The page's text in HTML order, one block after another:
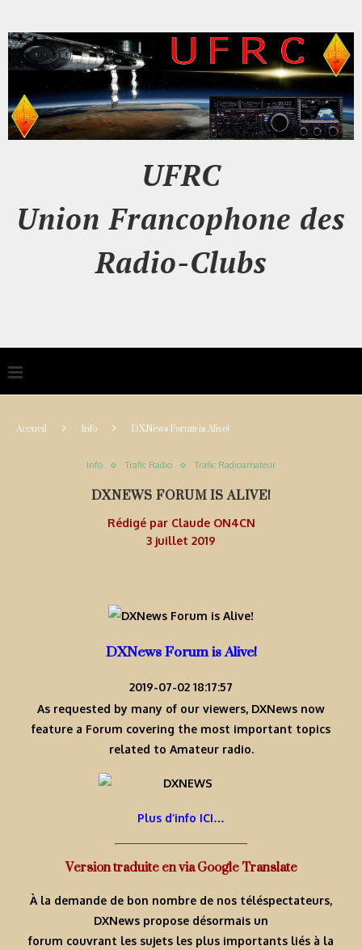
UFRC
Union Francophone des
Radio-Clubs
Accueil Info DXNews Forum is Alive!
Info Trafic Radio Trafic Radioamateur
DXNEWS FORUM IS ALIVE!
Rédigé par Claude ON4CN
3 juillet 2019
DXNews Forum is Alive!
2019-07-02 18:17:57
As requested by many of our viewers, DXNews now
feature a Forum covering the most important topics
related to Amateur radio.
Plus d’info ICI…
Version traduite en via Google Translate
À la demande de bon nombre de nos téléspectateurs,
DXNews propose désormais un
forum couvrant les sujets les plus importants liés à la